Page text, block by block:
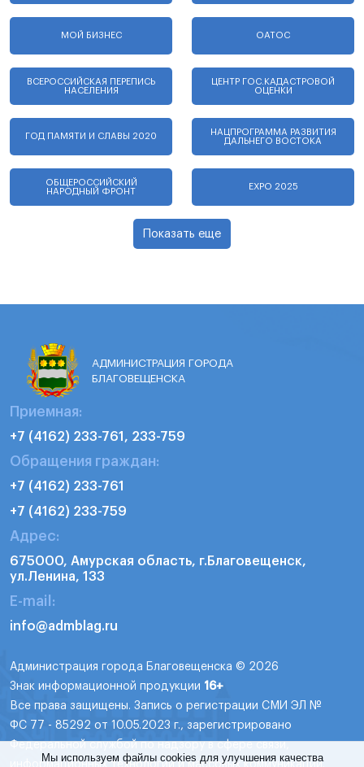
МОЙ БИЗНЕС ОАТОС
ВСЕРОССИЙСКАЯ ПЕРЕПИСЬ
НАСЕЛЕНИЯ
ЦЕНТР ГОС.КАДАСТРОВОЙ
ОЦЕНКИ
ГОД ПАМЯТИ И СЛАВЫ 2020
НАЦПРОГРАММА РАЗВИТИЯ
ДАЛЬНЕГО ВОСТОКА
ОБЩЕРОССИЙСКИЙ
НАРОДНЫЙ ФРОНТ
EXPO 2025
Показать еще
АДМИНИСТРАЦИЯ ГОРОДА
БЛАГОВЕЩЕНСКА
Приемная:
+7 (4162) 233-761, 233-759
Обращения граждан:
+7 (4162) 233-761
+7 (4162) 233-759
Адрес:
675000, Амурская область, г.Благовещенск,
ул.Ленина, 133
E-mail:
info@admblag.ru
Администрация города Благовещенска © 2026
Знак информационной продукции 16+
Все права защищены. Запись о регистрации СМИ ЭЛ №
ФС 77 - 85292 от 10.05.2023 г., зарегистрировано
Федеральной службой по надзору в сфере связи,
Мы используем файлы cookies для улучшения качества